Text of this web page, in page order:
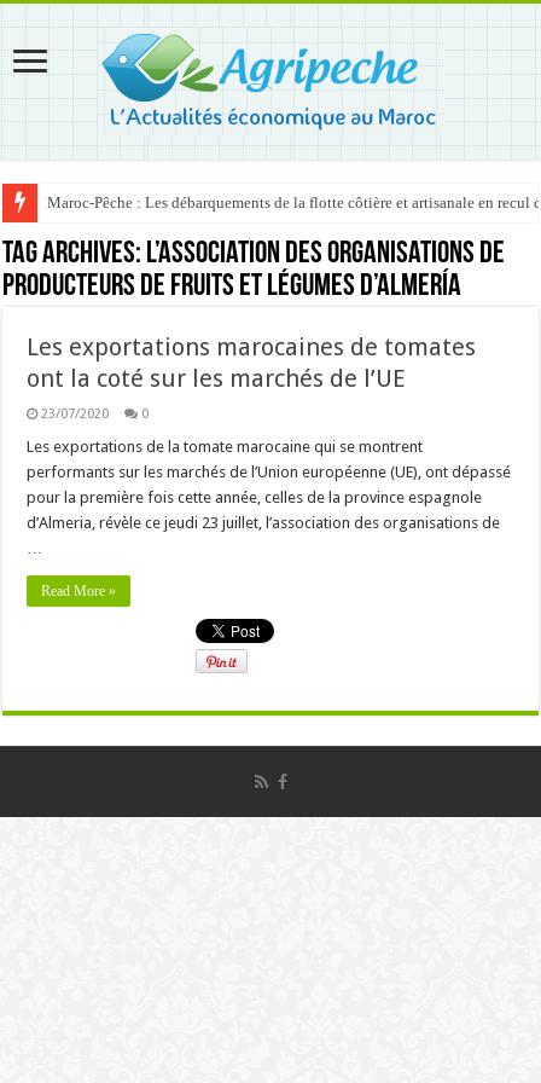
Maroc-Pêche : Les débarquements de la flotte côtière et artisanale en recul
Tag Archives: l’association des organisations de
producteurs de fruits et légumes d’Almería
Les exportations marocaines de tomates
ont la coté sur les marchés de l’UE
23/07/2020 0
Les exportations de la tomate marocaine qui se montrent
performants sur les marchés de l’Union européenne (UE), ont dépassé
pour la première fois cette année, celles de la province espagnole
d’Almeria, révèle ce jeudi 23 juillet, l’association des organisations de
…
Read More »